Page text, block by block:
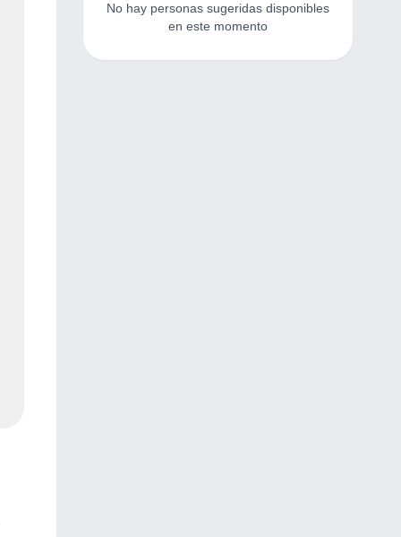
No hay personas sugeridas disponibles
en este momento